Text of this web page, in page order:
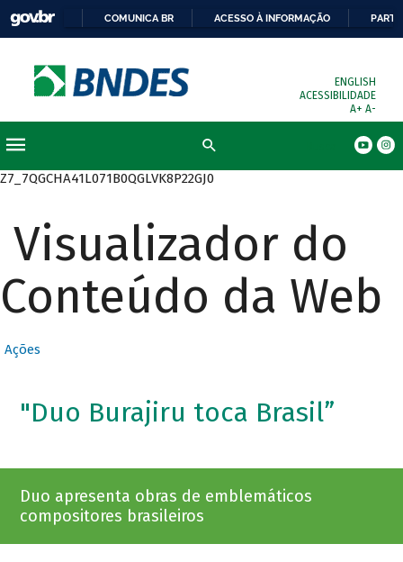
COMUNICA BR ACESSO À INFORMAÇÃO
ENGLISH
ACESSIBILIDADE
A+ A-
Z7_7QGCHA41L071B0QGLVK8P22GJ0
Visualizador do
Conteúdo da Web
Ações
"Duo Burajiru toca Brasil”
Duo apresenta obras de emblemáticos
compositores brasileiros